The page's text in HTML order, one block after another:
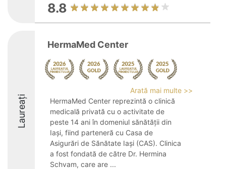
8.8
Laureați
HermaMed Center
Arată mai multe >>
HermaMed Center reprezintă o clinică
medicală privată cu o activitate de
peste 14 ani în domeniul sănătății din
Iași, fiind parteneră cu Casa de
Asigurări de Sănătate Iași (CAS). Clinica
a fost fondată de către Dr. Hermina
Schvam, care are ...